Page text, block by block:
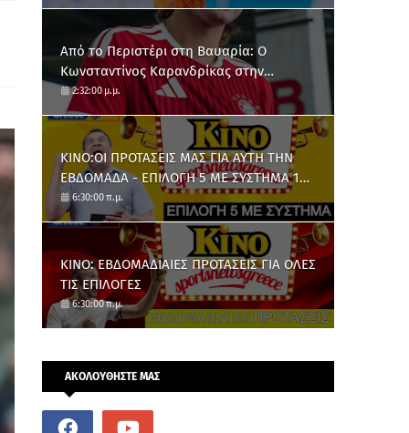
Από το Περιστέρι στη Βαυαρία: O
Κωνσταντίνος Καρανδρίκας στην
Μπάγερν Μονάχου
2:32:00 μ.μ.
ΚΙΝΟ:ΟΙ ΠΡΟΤΑΣΕΙΣ ΜΑΣ ΓΙΑ ΑΥΤΗ ΤΗΝ
ΕΒΔΟΜΑΔΑ - ΕΠΙΛΟΓΗ 5 ΜΕ ΣΥΣΤΗΜΑ 10
ΑΡΙΘΜΩΝ
6:30:00 π.μ.
ΚΙΝΟ: ΕΒΔΟΜΑΔΙΑΙΕΣ ΠΡΟΤΑΣΕΙΣ ΓΙΑ ΟΛΕΣ
ΤΙΣ ΕΠΙΛΟΓΕΣ
6:30:00 π.μ.
ΑΚΟΛΟΥΘΗΣΤΕ ΜΑΣ